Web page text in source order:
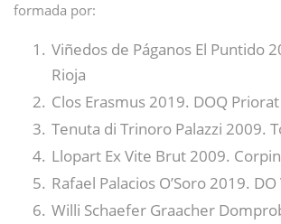
formada por:
Viñedos de Páganos El Puntido
Rioja
Clos Erasmus 2019. DOQ Priorat
Tenuta di Trinoro Palazzi 2009.
Llopart Ex Vite Brut 2009.
Rafael Palacios O’Soro 2019.
Willi Schaefer Graacher